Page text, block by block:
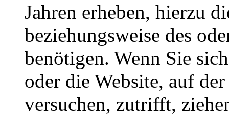
Jahren erheben, hierzu
beziehungsweise des
benötigen. Wenn Sie
oder die Website, auf
versuchen, zutrifft,